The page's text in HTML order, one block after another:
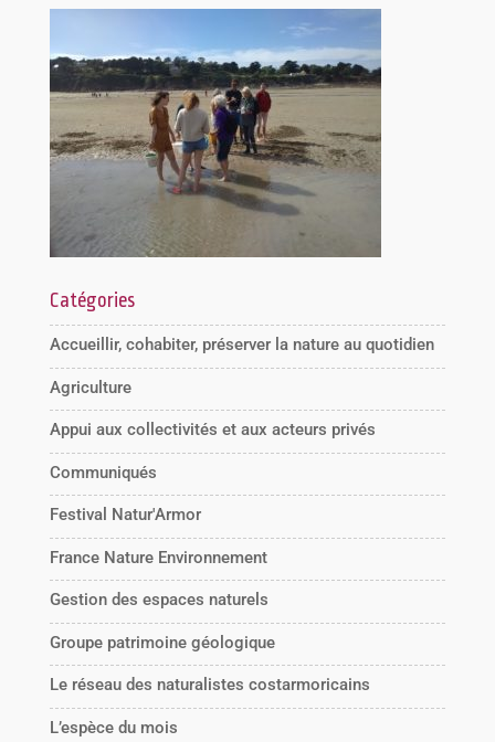
Catégories
Accueillir, cohabiter, préserver la nature au quotidien
Agriculture
Appui aux collectivités et aux acteurs privés
Communiqués
Festival Natur'Armor
France Nature Environnement
Gestion des espaces naturels
Groupe patrimoine géologique
Le réseau des naturalistes costarmoricains
L’espèce du mois